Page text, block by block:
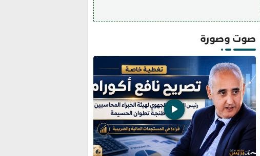
صوت وصورة